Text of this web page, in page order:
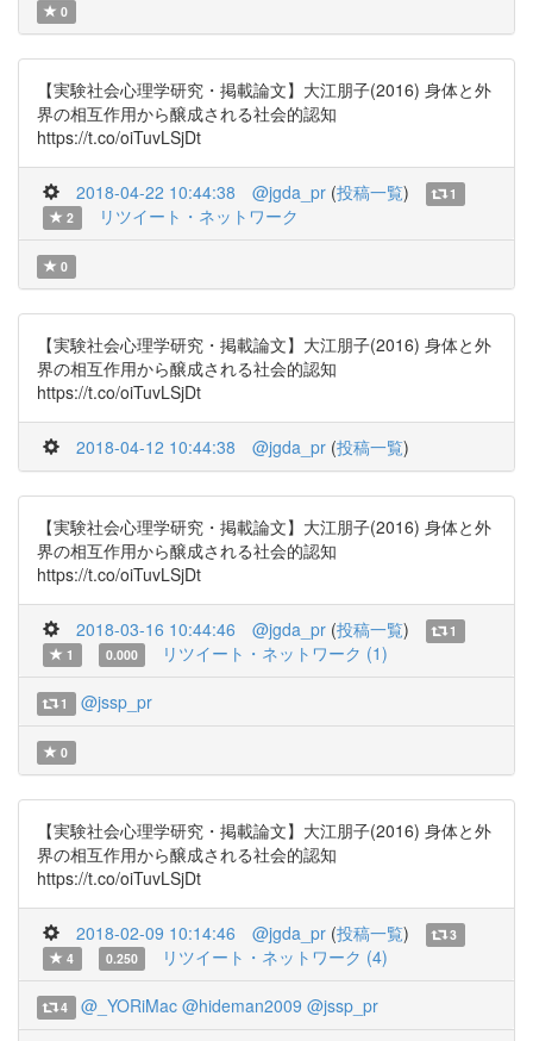
0
【実験社会心理学研究・掲載論文】大江朋子(2016) 身体と外
界の相互作用から醸成される社会的認知
https://t.co/oiTuvLSjDt
2018-04-22 10:44:38 @jgda_pr (投稿一覧)
1
2
リツイート・ネットワーク
0
【実験社会心理学研究・掲載論文】大江朋子(2016) 身体と外
界の相互作用から醸成される社会的認知
https://t.co/oiTuvLSjDt
2018-04-12 10:44:38 @jgda_pr (投稿一覧)
【実験社会心理学研究・掲載論文】大江朋子(2016) 身体と外
界の相互作用から醸成される社会的認知
https://t.co/oiTuvLSjDt
2018-03-16 10:44:46 @jgda_pr (投稿一覧)
1
1
0.000 リツイート・ネットワーク (1)
1 @jssp_pr
0
【実験社会心理学研究・掲載論文】大江朋子(2016) 身体と外
界の相互作用から醸成される社会的認知
https://t.co/oiTuvLSjDt
2018-02-09 10:14:46 @jgda_pr (投稿一覧)
3
4
0.250 リツイート・ネットワーク (4)
4 @_YORiMac @hideman2009 @jssp_pr